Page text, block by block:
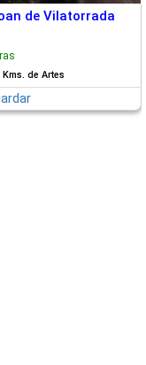
de Vilatorrada
Kms. de Artes